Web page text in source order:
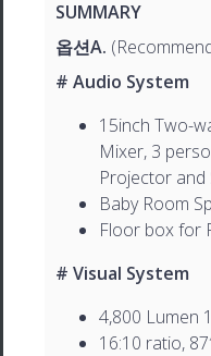
SUMMARY
옵션A.
# Audio System
15inch Two-
Mixer, 3
Projector and
Baby Room
Floor box for
# Visual System
4,800 Lumen
16:10 ratio,